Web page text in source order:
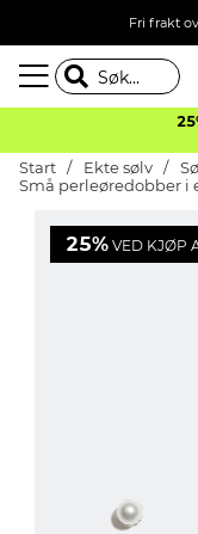
Fri frakt
Start Ekte sølv
Små perleøredobber i
25% VED KJØP